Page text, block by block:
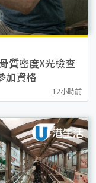
質密度X光檢查
加資格
12小時前